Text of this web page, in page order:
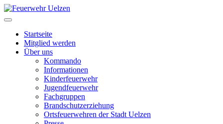
Startseite
Mitglied werden
Über uns
Kommando
Informationen
Kinderfeuerwehr
Jugendfeuerwehr
Fachgruppen
Brandschutzerziehung
Ortsfeuerwehren der Stadt Uelzen